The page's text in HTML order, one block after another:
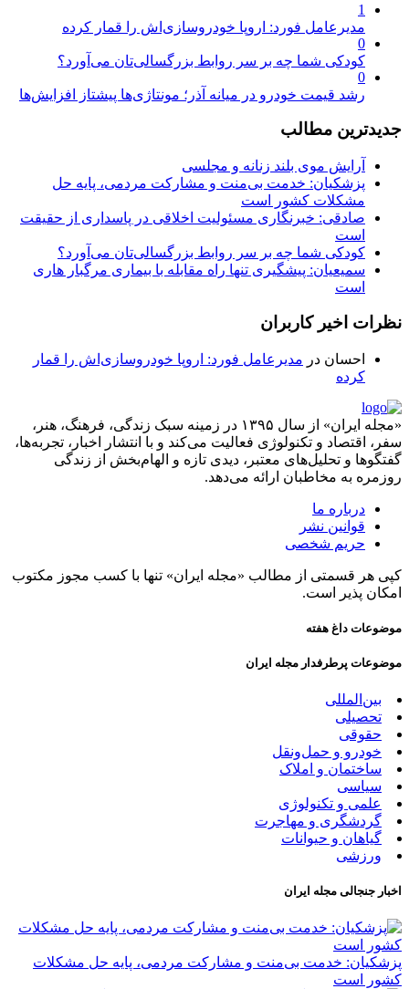
1
مدیرعامل فورد: اروپا خودروسازی‌اش را قمار کرده
0
کودکی شما چه بر سر روابط بزرگسالی‌تان می‌آورد؟
0
رشد قیمت خودرو در میانه آذر؛ مونتاژی‌ها پیشتاز افزایش‌ها
جدیدترین مطالب
آرایش موی بلند زنانه و مجلسی
پزشکیان: خدمت بی‌منت و مشارکت مردمی، پایه حل
مشکلات کشور است
صادقی: خبرنگاری مسئولیت اخلاقی در پاسداری از حقیقت
است
کودکی شما چه بر سر روابط بزرگسالی‌تان می‌آورد؟
سمیعیان: پیشگیری تنها راه مقابله با بیماری مرگبار هاری
است
نظرات اخیر کاربران
احسان در مدیرعامل فورد: اروپا خودروسازی‌اش را قمار
کرده
«مجله ایران» از سال ۱۳۹۵ در زمینه سبک زندگی، فرهنگ، هنر،
سفر، اقتصاد و تکنولوژی فعالیت می‌کند و با انتشار اخبار، تجربه‌ها،
گفتگوها و تحلیل‌های معتبر، دیدی تازه و الهام‌بخش از زندگی
روزمره به مخاطبان ارائه می‌دهد.
درباره ما
قوانین نشر
حریم شخصی
کپی هر قسمتی از مطالب «مجله ایران» تنها با کسب مجوز مکتوب
امکان پذیر است.
موضوعات داغ هفته
موضوعات پرطرفدار مجله ایران
بین‌المللی
تحصیلی
حقوقی
خودرو و حمل‌و‌نقل
ساختمان و املاک
سیاسی
علمی و تکنولوژی
گردشگری و مهاجرت
گیاهان و حیوانات
ورزشی
اخبار جنجالی مجله ایران
پزشکیان: خدمت بی‌منت و مشارکت مردمی، پایه حل مشکلات
کشور است